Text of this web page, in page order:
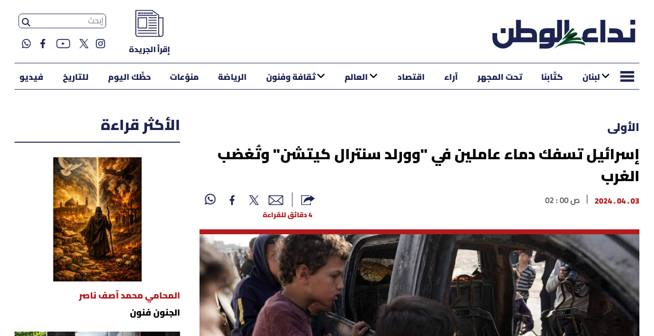
إقرأ الجريدة
لبنان كتّابنا تحت المجهر آراء اقتصاد العالم ثقافة وفنون الرياضة منوّعات حظّك اليوم للتاريخ فيديو
الأولى
إسرائيل تسفك دماء عاملين في "وورلد سنترال كيتشن" وتُغضب
الغرب
03 . 04 . 2024 02 : 00 ص
4 دقائق للقراءة
الأكثر قراءة
المحامي محمد آصف ناصر
الجنون فنون